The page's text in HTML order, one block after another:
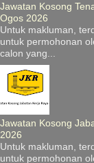
Jawatan Kosong
Ogos 2026
Untuk makluman,
untuk permohonan
calon yang...
Jawatan Kosong
2026
Untuk makluman,
untuk permohonan